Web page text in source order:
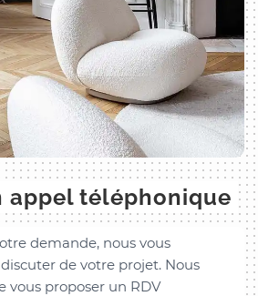
appel téléphonique
demande, nous vous
de votre projet. Nous
vous proposer un RDV